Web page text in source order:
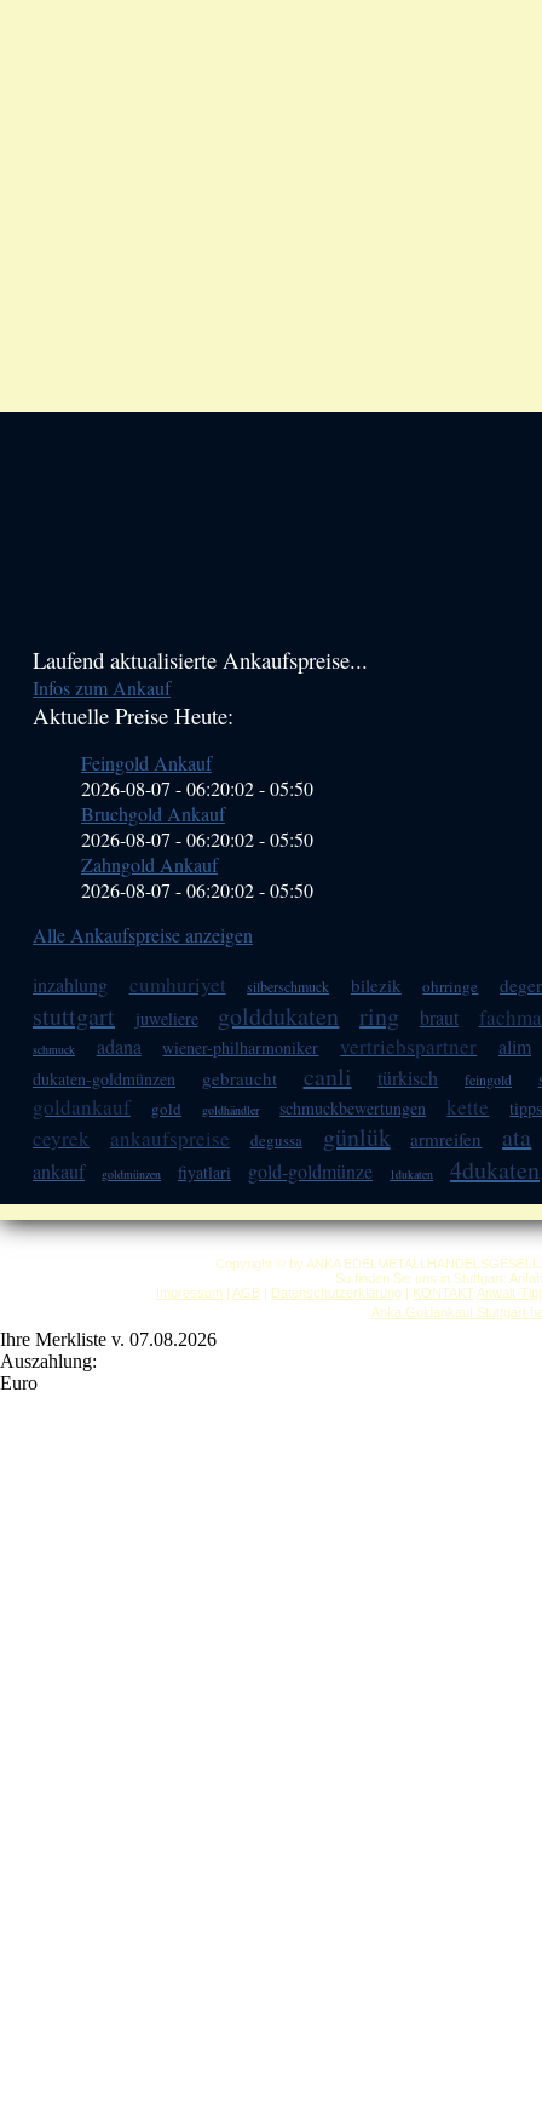
Haupt-
Sidebar
Laufend aktualisierte Ankaufspreise...
Infos zum Ankauf
Aktuelle Preise Heute:
Feingold Ankauf
2026-08-07 - 06:20:02-05:50
Bruchgold Ankauf
2026-08-07 - 06:20:02-05:50
Zahngold Ankauf
2026-08-07 - 06:20:02-05:50
Alle Ankaufspreise anzeigen
inzahlung
cumhuriyet silberschmuck bilezik ohrringe
stuttgart juweliere golddukaten ring braut
schmuck adana wiener-philharmoniker vertriebspartner alim
dukaten-goldmünzen gebraucht canli türkisch feingold
goldankauf gold goldhändler schmuckbewertungen kette tipps
ceyrek ankaufspreise degussa günlük armreifen ata
ankauf goldmünzen fiyatlari gold-goldmünze 1dukaten 4dukaten
Copyright © by ANKA
So finden Sie uns in Stuttgart:
Impressum | AGB | Datenschutzerklärung | KONTAKT Anwalt-
Anka Goldankauf Stuttgart
Ihre Merkliste v. 07.08.2026
Auszahlung:
Euro